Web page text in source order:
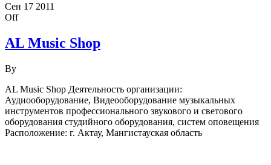
Сен 17 2011
Off
AL Music Shop
By
AL Music Shop Деятельность организации:
Аудиооборудование, Видеооборудование музыкальных
инструментов профессионального звукового и светового
оборудования студийного оборудования, систем оповещения
Расположение: г. Актау, Мангистауская область